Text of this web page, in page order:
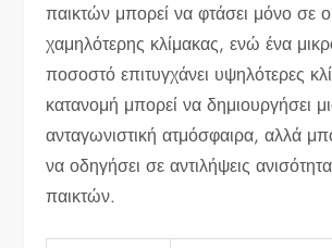
παικτών μπορεί να φτάσει μόνο σε
χαμηλότερης κλίμακας, ενώ ένα
ποσοστό επιτυγχάνει υψηλότερες
κατανομή μπορεί να δημιουργήσει
ανταγωνιστική ατμόσφαιρα, αλλά
να οδηγήσει σε αντιλήψεις
παικτών.